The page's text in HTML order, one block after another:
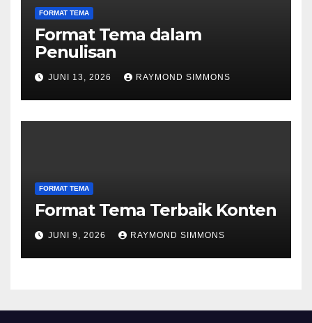
FORMAT TEMA
Format Tema dalam
Penulisan
JUNI 13, 2026 RAYMOND SIMMONS
FORMAT TEMA
Format Tema Terbaik Konten
JUNI 9, 2026 RAYMOND SIMMONS